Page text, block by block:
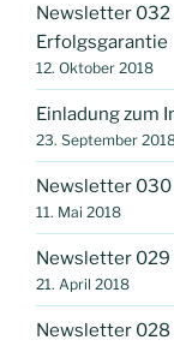
Newsletter 032
Erfolgsgarantie
12. Oktober 2018
Einladung zum
23. September
Newsletter 030
11. Mai 2018
Newsletter 029
21. April 2018
Newsletter 028